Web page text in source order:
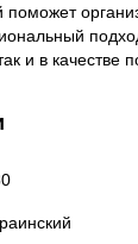
поможет
и в качестве